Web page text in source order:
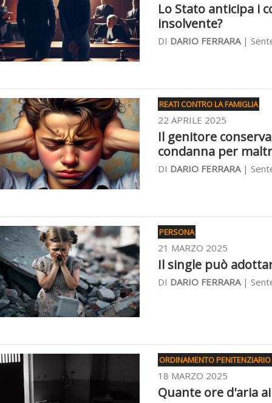
Lo Stato anticipa i
insolvente?
DI DARIO FERRARA|
REATI CONTRO LA FAMIGLIA
22 APRILE 2025
Il genitore
condanna per
DI DARIO FERRARA|
PERSONA
21 MARZO 2025
Il single può
DI DARIO FERRARA|
ORDINAMENTO PENITENZIARIO
18 MARZO 2025
Quante ore d'aria